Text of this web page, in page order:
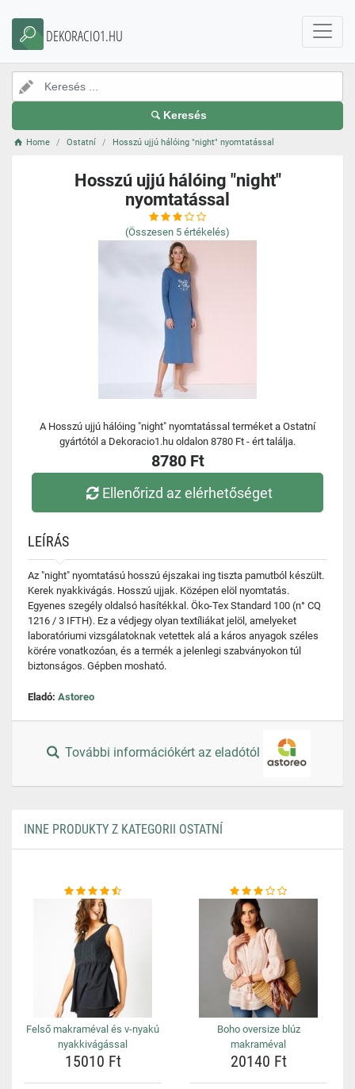
DEKORACIO1.HU
Keresés
Home Ostatní Hosszú ujjú hálóing "night" nyomtatással
Hosszú ujjú hálóing "night"
nyomtatással
(Összesen 5 értékelés)
A Hosszú ujjú hálóing "night" nyomtatással terméket a Ostatní
gyártótól a Dekoracio1.hu oldalon 8780 Ft - ért találja.
8780 Ft
Ellenőrizd az elérhetőséget
LEÍRÁS
Az "night" nyomtatású hosszú éjszakai ing tiszta pamutból készült.
Kerek nyakkivágás. Hosszú ujjak. Középen elöl nyomtatás.
Egyenes szegély oldalsó hasítékkal. Öko-Tex Standard 100 (n° CQ
1216 / 3 IFTH). Ez a védjegy olyan textíliákat jelöl, amelyeket
laboratóriumi vizsgálatoknak vetettek alá a káros anyagok széles
körére vonatkozóan, és a termék a jelenlegi szabványokon túl
biztonságos. Gépben mosható.
Eladó: Astoreo
További információkért az eladótól
INNE PRODUKTY Z KATEGORII OSTATNÍ
Felső makraméval és v-nyakú
nyakkivágással
15010 Ft
Boho oversize blúz
makraméval
20140 Ft